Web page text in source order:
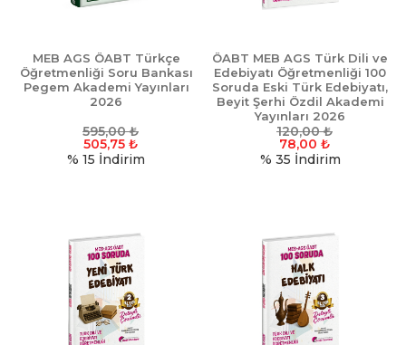
MEB AGS ÖABT Türkçe
Öğretmenliği Soru Bankası
Pegem Akademi Yayınları
2026
595,00₺
505,75 ₺
% 15 İndirim
ÖABT MEB AGS Türk Dili ve
Edebiyatı Öğretmenliği 100
Soruda Eski Türk Edebiyatı,
Beyit Şerhi Özdil Akademi
Yayınları 2026
120,00₺
78,00 ₺
% 35 İndirim